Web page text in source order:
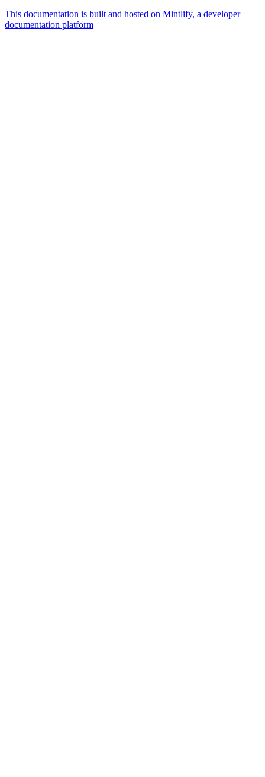
This documentation is built and hosted on Mintlify, a developer
documentation platform